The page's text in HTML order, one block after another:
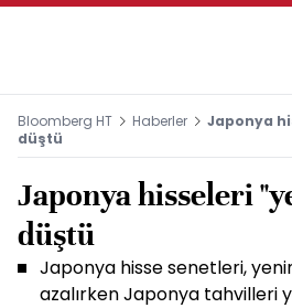
Bloomberg HT Haberler
Japonya
düştü
Japonya hisseleri
düştü
Japonya hisse senetleri,
azalırken Japonya tahvilleri